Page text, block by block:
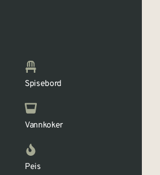
Spisebord
Vannkoker
Peis